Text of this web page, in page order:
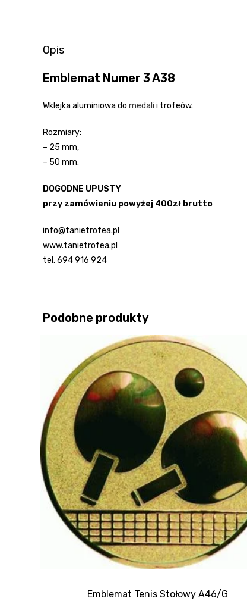
Opis
Emblemat Numer 3 A38
Wklejka aluminiowa do medali i trofeów.
Rozmiary:
– 25 mm,
– 50 mm.
DOGODNE UPUSTY
przy zamówieniu powyżej 400zł brutto
info@tanietrofea.pl
www.tanietrofea.pl
tel. 694 916 924
Podobne produkty
Emblemat Tenis Stołowy A46/G